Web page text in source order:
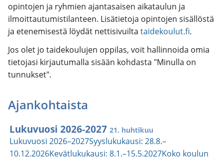
opintojen ja ryhmien ajantasaisen aikataulun ja
ilmoittautumistilanteen. Lisätietoja opintojen sisällöstä
ja etenemisestä löydät nettisivuilta taidekoulut.fi.
Jos olet jo taidekoulujen oppilas, voit hallinnoida omia
tietojasi kirjautumalla sisään kohdasta "Minulla on
tunnukset".
Ajankohtaista
Lukuvuosi 2026-2027 21. huhtikuu
Lukuvuosi 2026–2027Syyslukukausi: 28.8.–
10.12.2026Kevätlukukausi: 8.1.–15.5.2027Koko koulun